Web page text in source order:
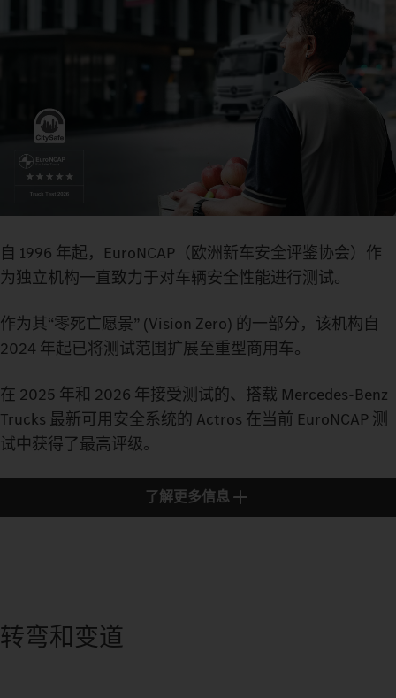
自 1996 年起，EuroNCAP（欧洲新车安全评鉴协会）作
为独立机构一直致力于对车辆安全性能进行测试。
作为其“零死亡愿景” (Vision Zero) 的一部分，该机构自
2024 年起已将测试范围扩展至重型商用车。
在 2025 年和 2026 年接受测试的、搭载 Mercedes-Benz
Trucks 最新可用安全系统的 Actros 在当前 EuroNCAP 测
试中获得了最高评级。
了解更多信息
转弯和变道